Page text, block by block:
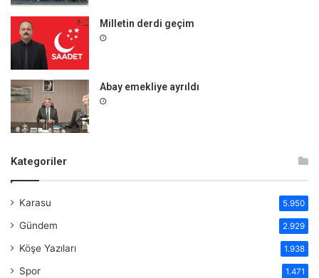
Milletin derdi geçim
Abay emekliye ayrıldı
Kategoriler
Karasu 5.950
Gündem 2.929
Köşe Yazıları 1.938
Spor 1.471